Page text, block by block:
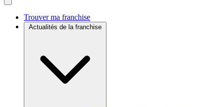
Trouver ma franchise
Actualités de la franchise